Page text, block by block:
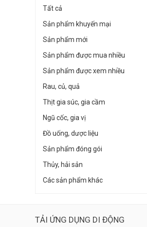
Tất cả
Sản phẩm khuyến mại
Sản phẩm mới
Sản phẩm được mua nhiều
Sản phẩm được xem nhiều
Rau, củ, quả
Thịt gia súc, gia cầm
Ngũ cốc, gia vị
Đồ uống, dược liệu
Sản phẩm đóng gói
Thủy, hải sản
Các sản phẩm khác
TẢI ỨNG DỤNG DI ĐỘNG